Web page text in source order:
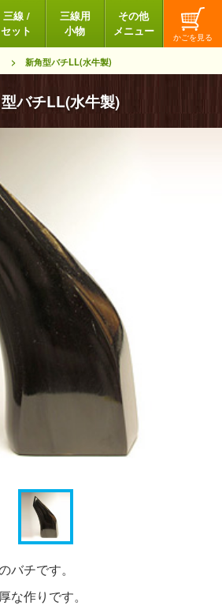
三線 /
セット
三線用
小物
その他
メニュー
新角型バチLL(水牛製)
バチLL(水牛製)
バチです。
な作りです。